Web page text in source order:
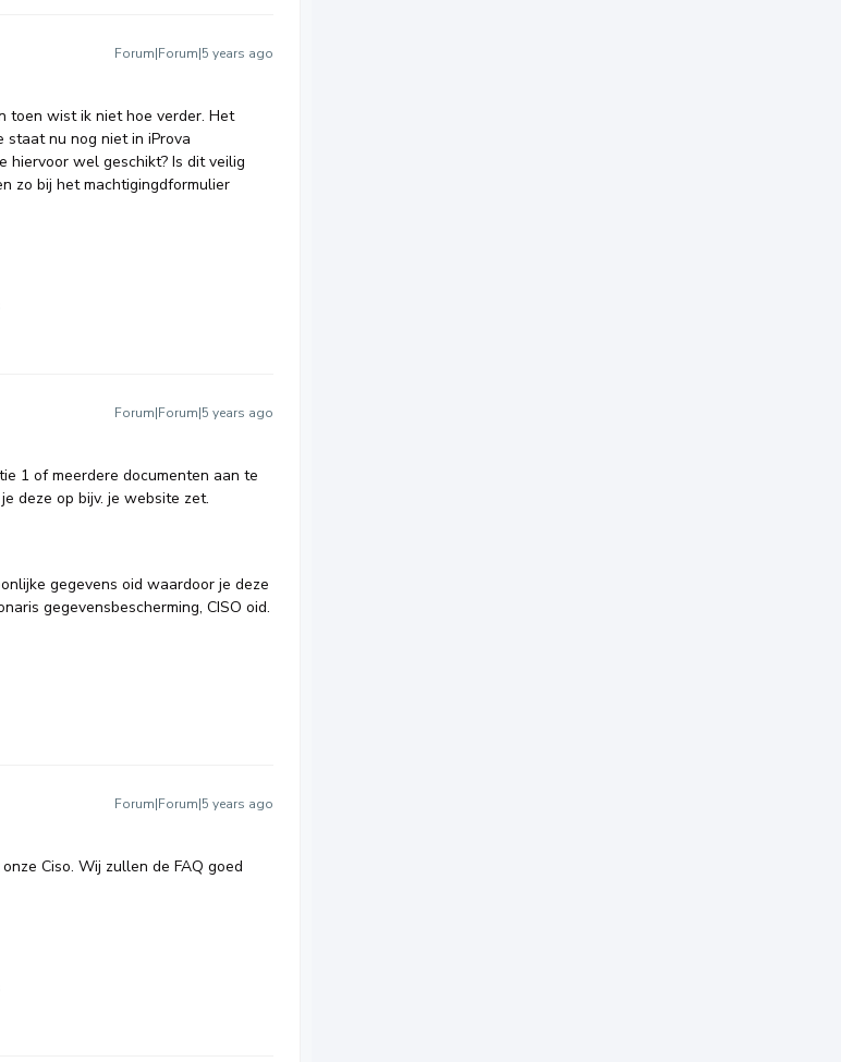
Forum|Forum|5 years ago
toen wist ik niet hoe verder. Het
staat nu nog niet in iProva
hiervoor wel geschikt? Is dit veilig
zo bij het machtigingdformulier
Forum|Forum|5 years ago
1 of meerdere documenten aan te
deze op bijv. je website zet.
gegevens oid waardoor je deze
gegevensbescherming, CISO oid.
Forum|Forum|5 years ago
Ciso. Wij zullen de FAQ goed